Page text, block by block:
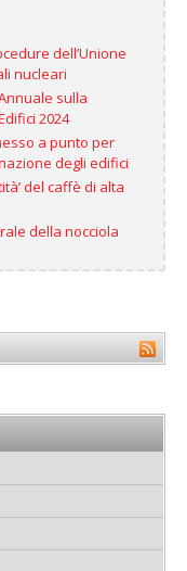
dell’Unione
nucleari
sulla
2024
a punto per
degli edifici
del caffè di alta
della nocciola